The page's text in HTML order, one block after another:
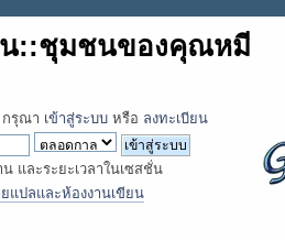
น::ชุมชนของคุณหมี
กรุณา เข้าสู่ระบบ หรือ ลงทะเบียน
และระยะเวลาในเซสชั่น
แปลและห้องงานเขียน